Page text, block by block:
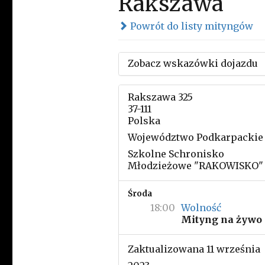
Powrót do listy mityngów
Zobacz wskazówki dojazdu
Rakszawa 325
37-111
Polska
Województwo Podkarpackie
Szkolne Schronisko
Młodzieżowe "RAKOWISKO"
Środa
18:00 Wolność
Mityng na żywo
Zaktualizowana 11 września